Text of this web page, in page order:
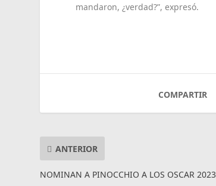
mandaron, ¿verdad?”, expresó.
COMPARTIR
ANTERIOR
NOMINAN A PINOCCHIO A LOS OSCAR 2023